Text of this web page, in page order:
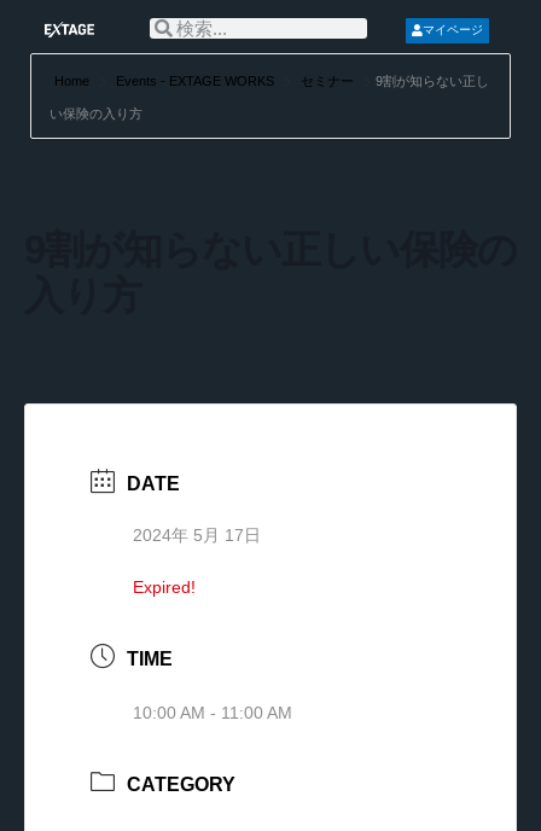
マイページ
Home Events - EXTAGE WORKS セミナー 9割が知らない正し
い保険の入り方
DATE
2024年 5月 17日
Expired!
TIME
10:00 AM - 11:00 AM
CATEGORY